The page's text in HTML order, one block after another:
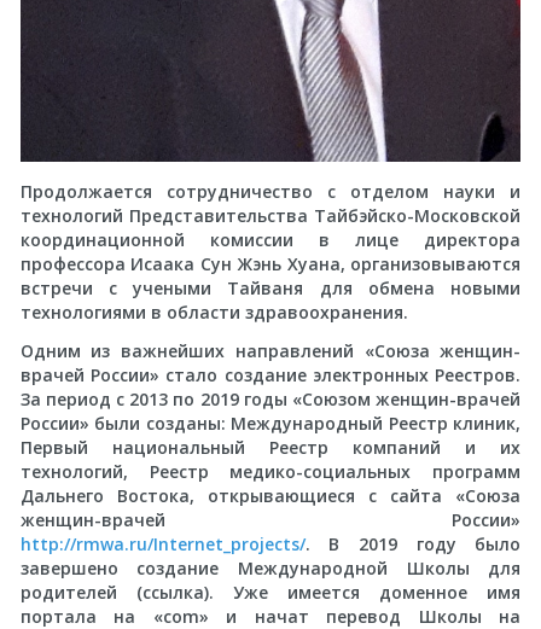
Продолжается сотрудничество с отделом науки и
технологий Представительства Тайбэйско-Московской
координационной комиссии в лице директора
профессора Исаака Сун Жэнь Хуана, организовываются
встречи с учеными Тайваня для обмена новыми
технологиями в области здравоохранения.
Одним из важнейших направлений «Союза женщин-
врачей России» стало создание электронных Реестров.
За период с 2013 по 2019 годы «Союзом женщин-врачей
России» были созданы: Международный Реестр клиник,
Первый национальный Реестр компаний и их
технологий, Реестр медико-социальных программ
Дальнего Востока, открывающиеся с сайта «Союза
женщин-врачей России»
http://rmwa.ru/Internet_projects/. В 2019 году было
завершено создание Международной Школы для
родителей (ссылка). Уже имеется доменное имя
портала на «соm» и начат перевод Школы на